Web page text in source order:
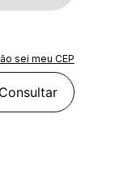
sei meu CEP
Consultar